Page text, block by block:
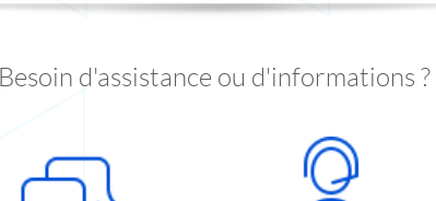
Besoin d'assistance ou d'informations ?